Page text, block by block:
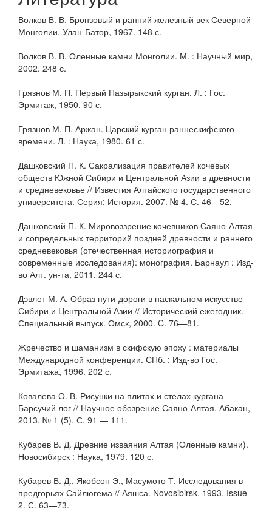
Волков В. В. Бронзовый и ранний железный век Северной
Монголии. Улан-Батор, 1967. 148 с.
Волков В. В. Оленные камни Монголии. М. : Научный мир,
2002. 248 с.
Грязнов М. П. Первый Пазырыкский курган. Л. : Гос.
Эрмитаж, 1950. 90 с.
Грязнов М. П. Аржан. Царский курган раннескифского
времени. Л. : Наука, 1980. 61 с.
Дашковский П. К. Сакрализация правителей кочевых
обществ Южной Сибири и Центральной Азии в древности
и средневековье // Известия Алтайского государственного
университета. Серия: История. 2007. № 4. С. 46—52.
Дашковский П. К. Мировоззрение кочевников Саяно-Алтая
и сопредельных территорий поздней древности и раннего
средневековья (отечественная историография и
современные исследования): монография. Барнаул : Изд-
во Алт. ун-та, 2011. 244 с.
Дэвлет М. А. Образ пути-дороги в наскальном искусстве
Сибири и Центральной Азии // Исторический ежегодник.
Специальный выпуск. Омск, 2000. C. 76—81.
Жречество и шаманизм в скифскую эпоху : материалы
Международной конференции. СПб. : Изд-во Гос.
Эрмитажа, 1996. 202 с.
Ковалева О. В. Рисунки на плитах и стелах кургана
Барсучий лог // Научное обозрение Саяно-Алтая. Абакан,
2013. № 1 (5). С. 91 — 111.
Кубарев В. Д. Древние изваяния Алтая (Оленные камни).
Новосибирск : Наука, 1979. 120 с.
Кубарев В. Д., Якобсон Э., Масумото Т. Исследования в
предгорьях Сайлюгема // Аяшса. Novosibirsk, 1993. Issue
2. С. 63—73.